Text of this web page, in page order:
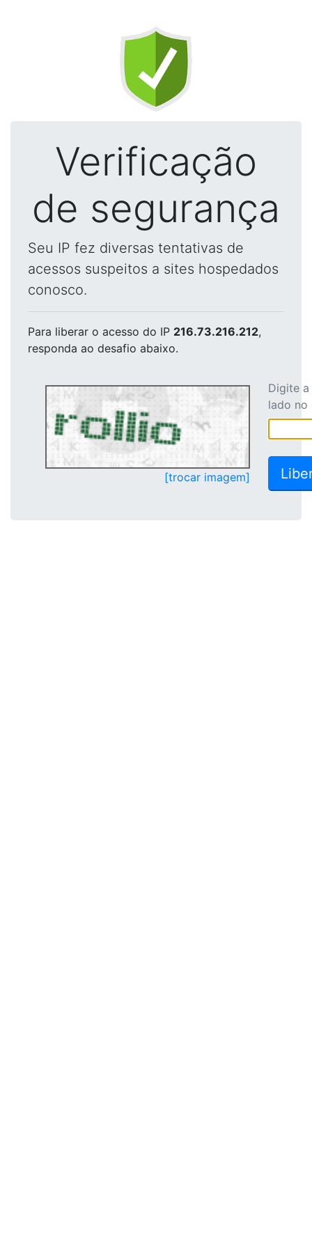
Verificação
de segurança
Seu IP fez diversas tentativas de
acessos suspeitos a sites hospedados
conosco.
Para liberar o acesso do IP 216.73.216.212,
responda ao desafio abaixo.
[trocar imagem]
Digite
lado no